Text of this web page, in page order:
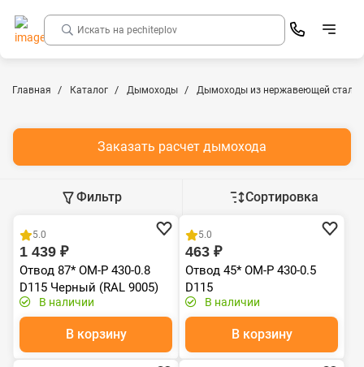
Главная Каталог Дымоходы Дымоходы из нержавеющей стали
Заказать расчет дымохода
Фильтр Сортировка
Хит продаж
5.0
1 439 ₽
Отвод 87* ОМ-Р 430-0.8
D115 Черный (RAL 9005)
эмаль Т до 600С*
В наличии
В корзину
Хит продаж
5.0
463 ₽
Отвод 45* ОМ-Р 430-0.5
D115
В наличии
В корзину
Хит продаж Хит продаж